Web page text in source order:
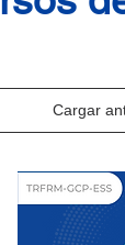
Cargar